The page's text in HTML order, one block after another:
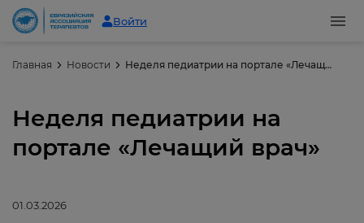
Войти
Главная Новости Неделя педиатрии на портале «Лечащий врач»
Неделя педиатрии на
портале «Лечащий врач»
01.03.2026